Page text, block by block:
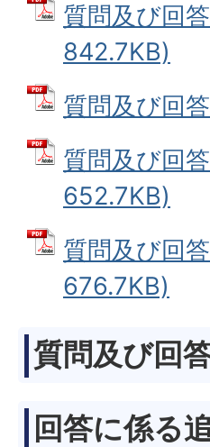
質問及び回
842.7KB)
質問及び回
質問及び回
652.7KB)
質問及び回
676.7KB)
質問及び回
回答に係る